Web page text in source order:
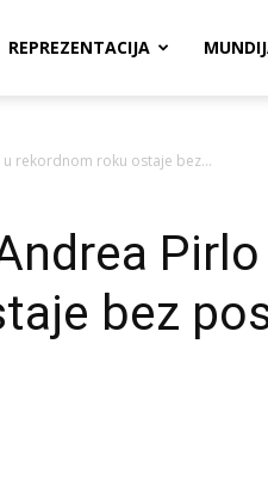
REPREZENTACIJA
u rekordnom roku ostaje bez...
bez